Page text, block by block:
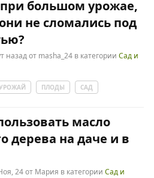
большом урожае,
не сломались под
назад от masha_24 в категории Сад и
ПЛОДЫ САД
масло
дерева на даче и в
24 от Мария в категории Сад и